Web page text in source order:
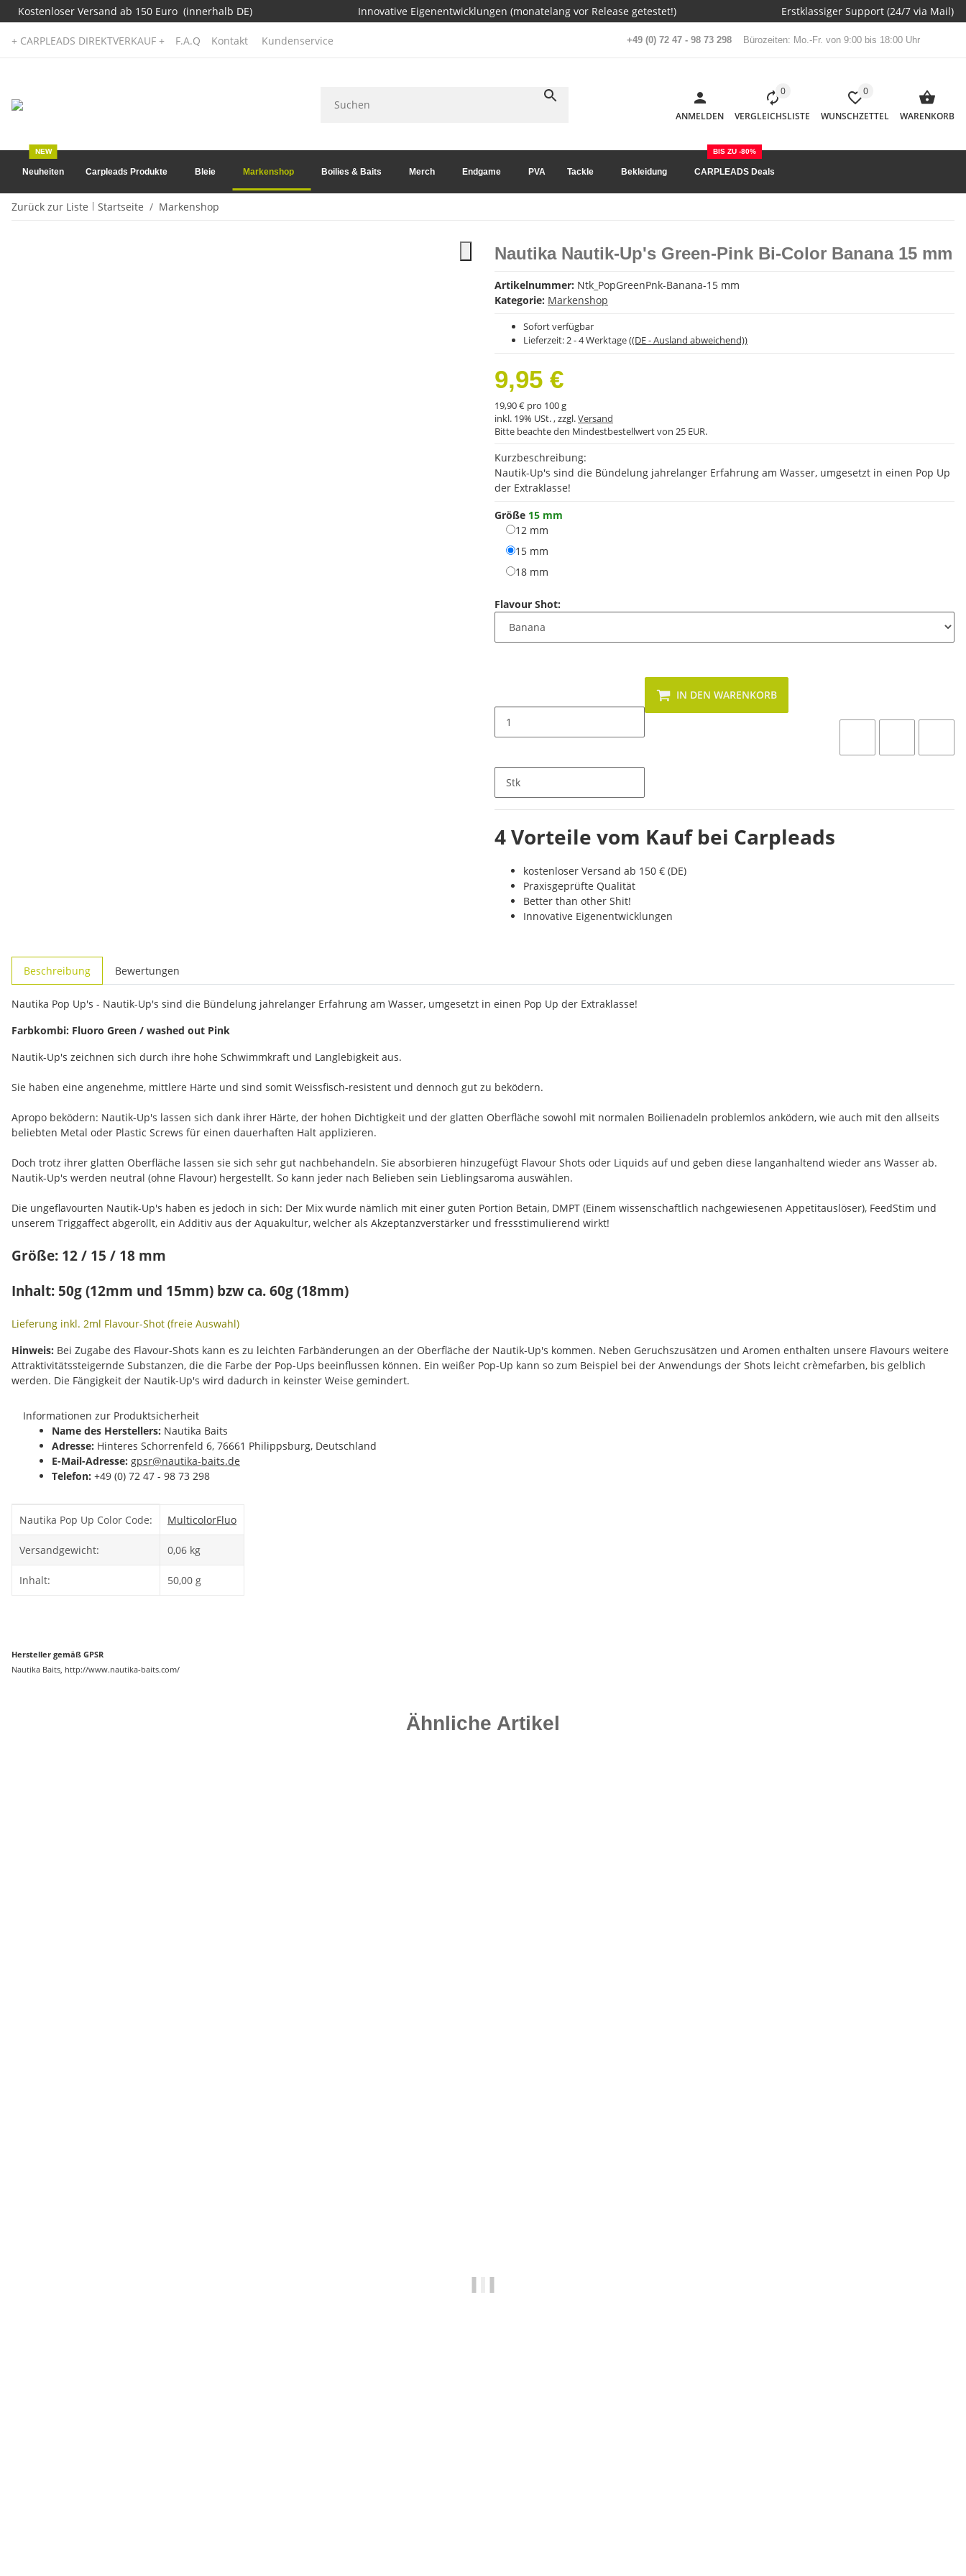
Kostenloser Versand ab 150 Euro (innerhalb DE) Innovative Eigenentwicklungen (monatelang vor Release getestet!) Erstklassiger Support (24/7 via Mail)
+ CARPLEADS DIREKTVERKAUF + F.A.Q Kontakt Kundenservice +49 (0) 72 47 - 98 73 298 Bürozeiten: Mo.-Fr. von 9:00 bis 18:00 Uhr
ANMELDEN
0
VERGLEICHSLISTE
0
WUNSCHZETTEL WARENKORB
Neuheiten
NEW
Carpleads Produkte Bleie Markenshop Boilies & Baits Merch Endgame PVA Tackle Bekleidung CARPLEADS Deals
BIS ZU -80%
Zurück zur Liste Startseite Markenshop
Nautika Nautik-Up's Green-Pink Bi-Color Banana 15 mm
Artikelnummer: Ntk_PopGreenPnk-Banana-15 mm
Kategorie: Markenshop
Sofort verfügbar
Lieferzeit: 2 - 4 Werktage((DE - Ausland abweichend))
9,95 €
19,90 € pro 100 g
inkl. 19% USt. , zzgl.Versand
Bitte beachte den Mindestbestellwert von 25 EUR.
Kurzbeschreibung:
Nautik-Up's sind die Bündelung jahrelanger Erfahrung am Wasser, umgesetzt in einen Pop Up
der Extraklasse!
Größe 15 mm
12 mm
15 mm
18 mm
Flavour Shot:
Stk
IN DEN WARENKORB
4 Vorteile vom Kauf bei Carpleads
kostenloser Versand ab 150 € (DE)
Praxisgeprüfte Qualität
Better than other Shit!
Innovative Eigenentwicklungen
Beschreibung Bewertungen
Nautika Pop Up's - Nautik-Up's sind die Bündelung jahrelanger Erfahrung am Wasser, umgesetzt in einen Pop Up der Extraklasse!
Farbkombi: Fluoro Green / washed out Pink
Nautik-Up's zeichnen sich durch ihre hohe Schwimmkraft und Langlebigkeit aus.
Sie haben eine angenehme, mittlere Härte und sind somit Weissfisch-resistent und dennoch gut zu beködern.
Apropo beködern: Nautik-Up's lassen sich dank ihrer Härte, der hohen Dichtigkeit und der glatten Oberfläche sowohl mit normalen Boilienadeln problemlos anködern, wie auch mit den allseits
beliebten Metal oder Plastic Screws für einen dauerhaften Halt applizieren.
Doch trotz ihrer glatten Oberfläche lassen sie sich sehr gut nachbehandeln. Sie absorbieren hinzugefügt Flavour Shots oder Liquids auf und geben diese langanhaltend wieder ans Wasser ab.
Nautik-Up's werden neutral (ohne Flavour) hergestellt. So kann jeder nach Belieben sein Lieblingsaroma auswählen.
Die ungeflavourten Nautik-Up's haben es jedoch in sich: Der Mix wurde nämlich mit einer guten Portion Betain, DMPT (Einem wissenschaftlich nachgewiesenen Appetitauslöser), FeedStim und
unserem Triggaffect abgerollt, ein Additiv aus der Aquakultur, welcher als Akzeptanzverstärker und fressstimulierend wirkt!
Größe: 12 / 15 / 18 mm
Inhalt: 50g (12mm und 15mm) bzw ca. 60g (18mm)
Lieferung inkl. 2ml Flavour-Shot (freie Auswahl)
Hinweis: Bei Zugabe des Flavour-Shots kann es zu leichten Farbänderungen an der Oberfläche der Nautik-Up's kommen. Neben Geruchszusätzen und Aromen enthalten unsere Flavours weitere
Attraktivitätssteigernde Substanzen, die die Farbe der Pop-Ups beeinflussen können. Ein weißer Pop-Up kann so zum Beispiel bei der Anwendungs der Shots leicht crèmefarben, bis gelblich
werden. Die Fängigkeit der Nautik-Up's wird dadurch in keinster Weise gemindert.
Informationen zur Produktsicherheit
Name des Herstellers: Nautika Baits
Adresse: Hinteres Schorrenfeld 6, 76661 Philippsburg, Deutschland
E-Mail-Adresse: gpsr@nautika-baits.de
Telefon: +49 (0) 72 47 - 98 73 298
Nautika Pop Up Color Code: MulticolorFluo
Versandgewicht: 0,06 kg
Inhalt: 50,00 g
Hersteller gemäß GPSR
Nautika Baits, http://www.nautika-baits.com/
Ähnliche Artikel